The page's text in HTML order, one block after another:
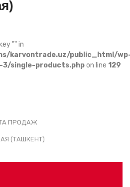
"" in
karvontrade.uz/public_html/
single-products.phpon line 129
ПРОДАЖ
(ТАШКЕНТ)